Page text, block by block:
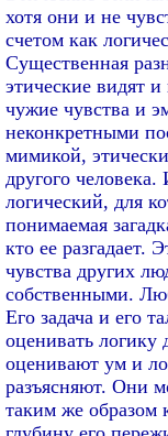
хотя они и не
счетом как
Существенная
этические видят
чужие чувства и
неконкретными
мимикой,
другого
логический, для
понимаемая
кто ее разгадает.
чувства других
собственными.
Его задача и его
оценивать логику
оценивают ум и
разъясняют. Они
таким же образом